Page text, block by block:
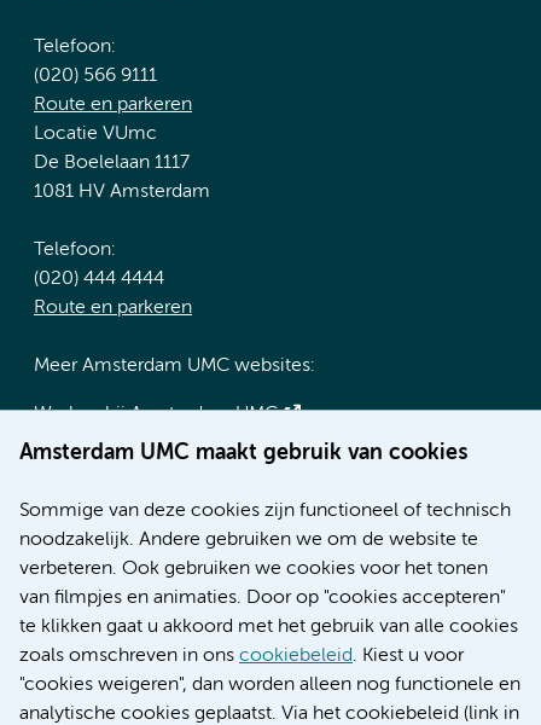
Amsterdam UMC maakt gebruik van cookies
Sommige van deze cookies zijn functioneel of technisch
noodzakelijk. Andere gebruiken we om de website te
verbeteren. Ook gebruiken we cookies voor het tonen
van filmpjes en animaties. Door op "cookies accepteren"
te klikken gaat u akkoord met het gebruik van alle cookies
zoals omschreven in ons cookiebeleid. Kiest u voor
"cookies weigeren", dan worden alleen nog functionele en
analytische cookies geplaatst. Via het cookiebeleid (link in
Telefoon:
(020) 566 9111
Route en parkeren
Locatie VUmc
De Boelelaan 1117
1081 HV Amsterdam
Telefoon:
(020) 444 4444
Route en parkeren
Meer Amsterdam UMC websites:
Werken bij Amsterdam UMC
Over Amsterdam UMC
Research
Educatie locatie AMC
Educatie locatie VUmc
Verwijzen & diagnostiek